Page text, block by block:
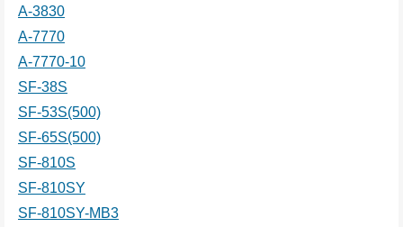
A-3830
A-7770
A-7770-10
SF-38S
SF-53S(500)
SF-65S(500)
SF-810S
SF-810SY
SF-810SY-MB3